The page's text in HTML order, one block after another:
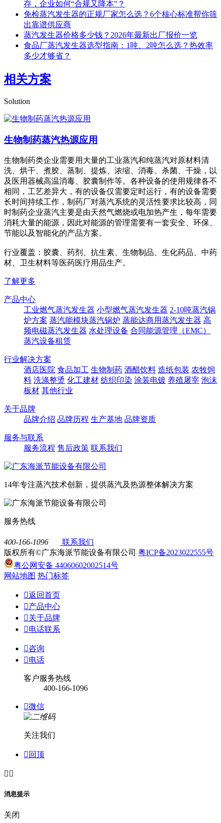
存，企业如何“合规又降本”？
免检蒸汽发生器的正规厂家怎么选？6个核心标准帮你筛
出靠谱供应商
蒸汽发生器价格多少钱？2026年最新出厂报价一览
食品厂蒸汽发生器选型指南：1吨、2吨怎么选？热效率
多少才够省？
相关方案
Solution
生物制药蒸汽热源应用
生物制药类企业需要用大量的工业蒸汽和纯蒸汽对原材料清
洗、烘干、煮胶、蒸制、提炼、浓缩、消毒、杀菌、干燥，以
及医用器械高温消毒、胶囊制作等。各种设备的使用规律各不
相同，工艺差异大，有的设备仅需要定时运行，有的设备需要
长时间持续工作，制药厂对蒸汽系统的灵活性要求比较高，同
时制药企业蒸汽主要是由天然气燃烧或电加热产生，每年需要
消耗大量的能源，因此对能源的管理需要有一套安全、环保、
节能以及智能化的产品方案。
行业覆盖：胶囊、药剂、抗生素、生物制品、生化药品、中药
材、卫生材料等医药医疗用品生产。
了解更多
产品中心
工业燃气蒸汽发生器 小型燃气蒸汽发生器 2-10吨蒸汽锅
炉方案 蒸汽能模块蒸汽锅炉 蒸能达商用蒸汽发生器 高
频电磁蒸汽发生器 水处理设备 合同能源管理（EMC）
蒸汽设备租赁
行业解决方案
酒店医院 食品加工 生物制药 酒醋饮料 造纸包装 农牧饲
料 洗涤整烫 化工建材 纺织印染 涂装电镀 养殖屠宰 泡沫
板材 其他行业
关于品牌
品牌介绍 品牌历程 生产基地 品牌资质
服务与联系
服务流程 售后政策 联系我们
14年专注蒸汽技术创新，提供蒸汽及热源整体解决方案
服务热线
400-166-1096
联系我们
版权所有©广东海派节能设备有限公司 粤ICP备2023022555号
粤公网安备 44060602002514号
网站地图 热门标签
返回首页
产品中心
关于品牌
电话联系
咨询
电话
客户服务热线
400-166-1096
微信
关注我们
 回顶
 
消息提示
关闭